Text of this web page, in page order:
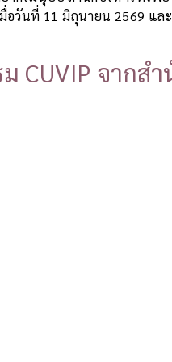
อวันที่ 11 มิถุนายน 2569 แล
CUVIP จากสำ